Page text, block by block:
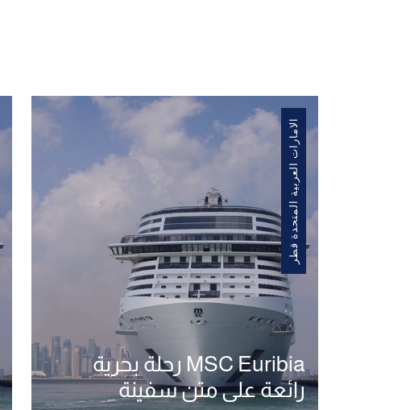
الامارات العربية المتحدة قطر
MSC Euribia رحلة بحرية
رائعة على متن سفينة